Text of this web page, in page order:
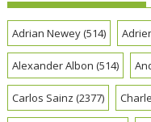
Adrian Newey(514)
Alexander Albon (514)
Carlos Sainz (2377)